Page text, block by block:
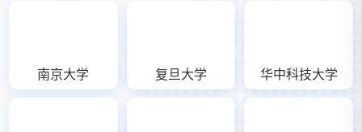
南京大学 复旦大学 华中科技大学